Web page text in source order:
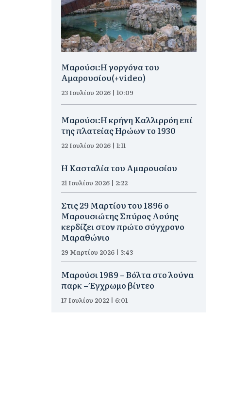
Μαρούσι:H γοργόνα του
Αμαρουσίου(+video)
23 Ιουλίου 2026 | 10:09
Μαρούσι:Η κρήνη Καλλιρρόη επί
της πλατείας Ηρώων το 1930
22 Ιουλίου 2026 | 1:11
Η Κασταλία του Αμαρουσίου
21 Ιουλίου 2026 | 2:22
Στις 29 Μαρτίου του 1896 ο
Μαρουσιώτης Σπύρος Λούης
κερδίζει στον πρώτο σύγχρονο
Μαραθώνιο
29 Μαρτίου 2026 | 3:43
Μαρούσι 1989 – Βόλτα στο λούνα
παρκ – Έγχρωμο βίντεο
17 Ιουλίου 2022 | 6:01